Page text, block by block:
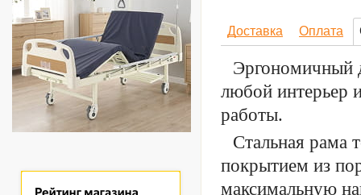
Доставка Оплата
Эргономичный
любой интерьер
работы.
Стальная рама
покрытием из
максимальную